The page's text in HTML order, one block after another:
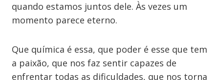
quando estamos juntos dele. Às vezes um
momento parece eterno.
Que química é essa, que poder é esse que tem
a paixão, que nos faz sentir capazes de
enfrentar todas as dificuldades, que nos torna